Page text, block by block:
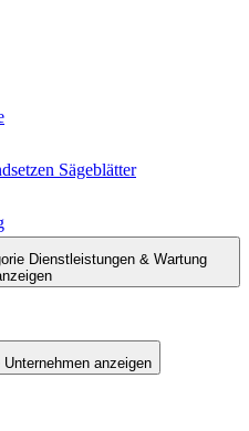
Sägeblätter
Dienstleistungen & Wartung
anzeigen